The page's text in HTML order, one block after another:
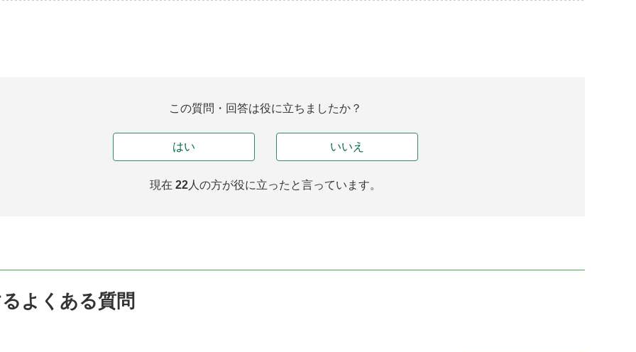
この質問・回答は役に立ちましたか？
はい いいえ
現在 22 人の方が役に立ったと言っています。
よくある質問